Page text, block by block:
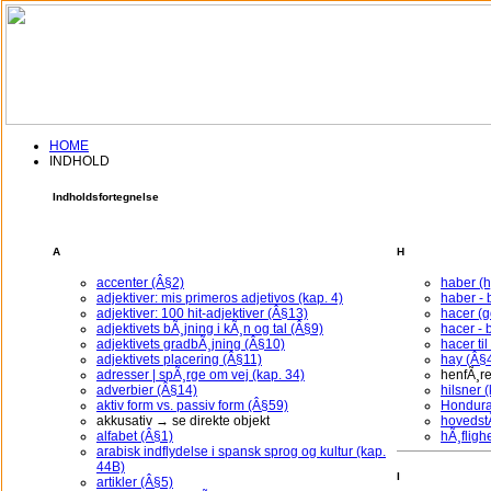
HOME
INDHOLD
Indholdsfortegnelse
A
accenter (Â§2)
adjektiver: mis primeros adjetivos (kap. 4)
adjektiver: 100 hit-adjektiver (Â§13)
adjektivets bÃ¸jning i kÃ¸n og tal (Â§9)
adjektivets gradbÃ¸jning (Â§10)
adjektivets placering (Â§11)
adresser | spÃ¸rge om vej (kap. 34)
adverbier (Â§14)
aktiv form vs. passiv form (Â§59)
akkusativ → se direkte objekt
alfabet (Â§1)
arabisk indflydelse i spansk sprog og kultur (kap.
44B)
artikler (Â§5)
H
haber
haber -
hacer
hacer -
hacer
hay
hilsner
I
Indtast venligst
Brugernavn:
Password:
Husk mig i 30 dage